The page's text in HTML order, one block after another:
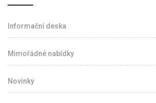
Informační deska
Mimořádné nabídky
Novinky